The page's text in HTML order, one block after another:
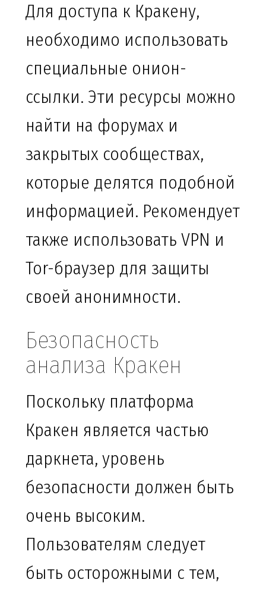
Для доступа к Кракену,
необходимо использовать
специальные онион-
ссылки. Эти ресурсы можно
найти на форумах и
закрытых сообществах,
которые делятся подобной
информацией. Рекомендует
также использовать VPN и
Tor-браузер для защиты
своей анонимности.
Безопасность
анализа Кракен
Поскольку платформа
Кракен является частью
даркнета, уровень
безопасности должен быть
очень высоким.
Пользователям следует
быть осторожными с тем,